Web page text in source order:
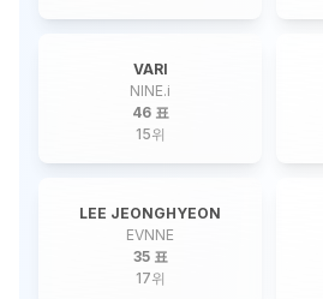
VARI
NINE.i
46 표
15위
LEE JEONGHYEON
EVNNE
35 표
17위